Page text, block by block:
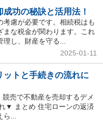
功の秘訣と活用法！
慮が必要です。相続税はも
まな税金が関わります。これ
理し、財産を守る...
2025-01-11
トと手続きの流れに
売で不動産を売却するデメ
▼ まとめ 住宅ローンの返済
ら...